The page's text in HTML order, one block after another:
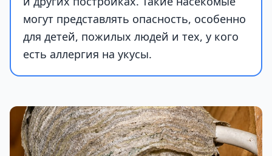
могут представлять опасность, особенно
для детей, пожилых людей и тех, у кого
есть аллергия на укусы.